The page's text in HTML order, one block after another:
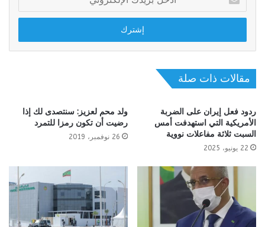
بريدك
الإلكتروني
مقالات ذات صلة
ردود فعل إيران على الضربة
الأمريكية التي استهدفت أمس
السبت ثلاثة مفاعلات نووية
22 يونيو، 2025
ولد محم لعزيز: سنتصدى لك إذا
رضيت أن تكون رمزا للتمرد
26 نوفمبر، 2019